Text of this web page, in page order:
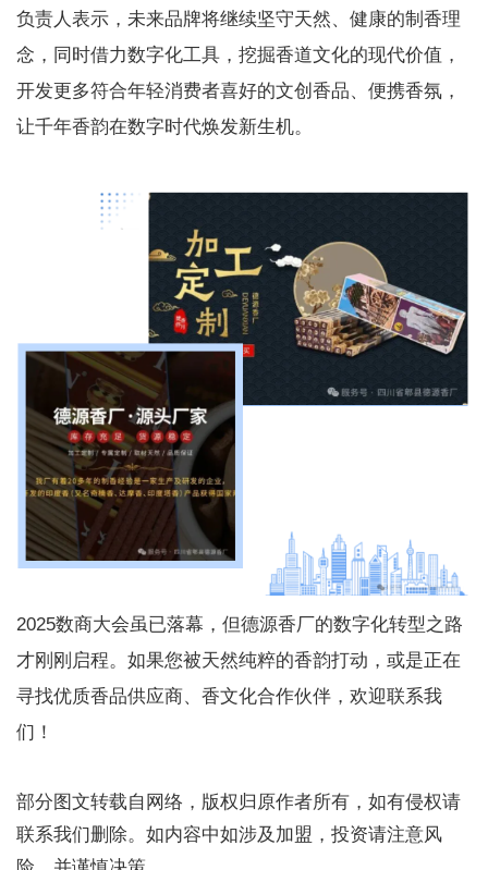
负责人表示，未来品牌将继续坚守天然、健康的制香理
念，同时借力数字化工具，挖掘香道文化的现代价值，
开发更多符合年轻消费者喜好的文创香品、便携香氛，
让千年香韵在数字时代焕发新生机。
2025数商大会虽已落幕，但德源香厂的数字化转型之路
才刚刚启程。如果您被天然纯粹的香韵打动，或是正在
寻找优质香品供应商、香文化合作伙伴，欢迎联系我
们！
部分图文转载自网络，版权归原作者所有，如有侵权请
联系我们删除。如内容中如涉及加盟，投资请注意风